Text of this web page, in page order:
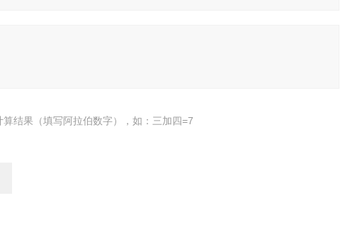
算结果（填写阿拉伯数字），如：三加四=7